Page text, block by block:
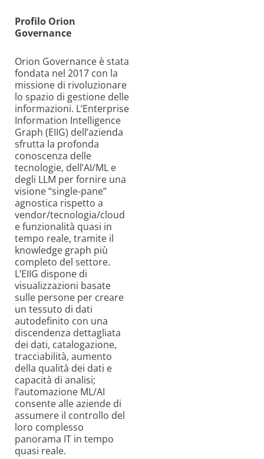
Profilo Orion
Governance
Orion Governance è stata
fondata nel 2017 con la
missione di rivoluzionare
lo spazio di gestione delle
informazioni. L’Enterprise
Information Intelligence
Graph (EIIG) dell’azienda
sfrutta la profonda
conoscenza delle
tecnologie, dell’AI/ML e
degli LLM per fornire una
visione “single-pane”
agnostica rispetto a
vendor/tecnologia/cloud
e funzionalità quasi in
tempo reale, tramite il
knowledge graph più
completo del settore.
L’EIIG dispone di
visualizzazioni basate
sulle persone per creare
un tessuto di dati
autodefinito con una
discendenza dettagliata
dei dati, catalogazione,
tracciabilità, aumento
della qualità dei dati e
capacità di analisi;
l’automazione ML/AI
consente alle aziende di
assumere il controllo del
loro complesso
panorama IT in tempo
quasi reale.